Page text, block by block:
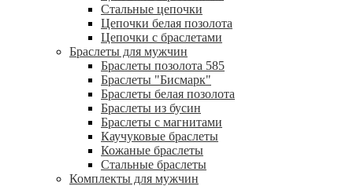
Стальные цепочки
Цепочки белая позолота
Цепочки с браслетами
Браслеты для мужчин
Браслеты позолота 585
Браслеты "Бисмарк"
Браслеты белая позолота
Браслеты из бусин
Браслеты с магнитами
Каучуковые браслеты
Кожаные браслеты
Стальные браслеты
Комплекты для мужчин